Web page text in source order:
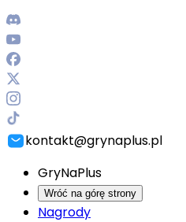
kontakt@grynaplus.pl
GryNaPlus
Wróć na górę strony
Nagrody